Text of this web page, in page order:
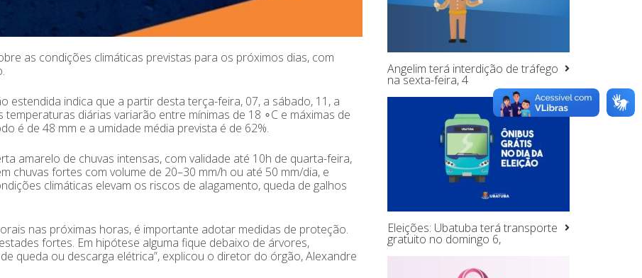
as condições climáticas previstas para os próximos dias, com
estendida indica que a partir desta terça-feira, 07, a sábado, 11, a
diárias variarão entre mínimas de 18 ∘C e máximas de
é de 48 mm e a umidade média prevista é de 62%.
amarelo de chuvas intensas, com validade até 10h de quarta-feira,
chuvas fortes com volume de 20–30 mm/h ou até 50 mm/dia, e
climáticas elevam os riscos de alagamento, queda de galhos
nas próximas horas, é importante adotar medidas de proteção.
fortes. Em hipótese alguma fique debaixo de árvores,
queda ou descarga elétrica”, explicou o diretor do órgão, Alexandre
Angelim terá interdição de tráfego
na sexta-feira, 4
Eleições: Ubatuba terá transporte
gratuito no domingo 6,